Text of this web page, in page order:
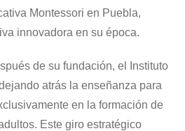
Montessori en Puebla,
innovadora en su época.
de su fundación, el Instituto
atrás la enseñanza para
en la formación de
Este giro estratégico